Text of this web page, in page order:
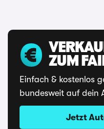
ZUM
Einfach & kostenlos
bundesweit auf dein
Jetzt